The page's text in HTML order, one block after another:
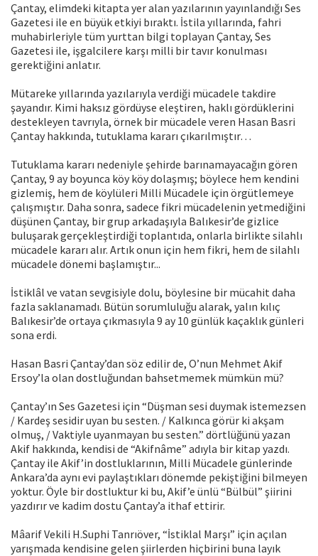
Çantay, elimdeki kitapta yer alan yazılarının yayınlandığı Ses
Gazetesi ile en büyük etkiyi bıraktı. İstila yıllarında, fahri
muhabirleriyle tüm yurttan bilgi toplayan Çantay, Ses
Gazetesi ile, işgalcilere karşı milli bir tavır konulması
gerektiğini anlatır.
Mütareke yıllarında yazılarıyla verdiği mücadele takdire
şayandır. Kimi haksız gördüyse eleştiren, haklı gördüklerini
destekleyen tavrıyla, örnek bir mücadele veren Hasan Basri
Çantay hakkında, tutuklama kararı çıkarılmıştır…
Tutuklama kararı nedeniyle şehirde barınamayacağın gören
Çantay, 9 ay boyunca köy köy dolaşmış; böylece hem kendini
gizlemiş, hem de köylüleri Milli Mücadele için örgütlemeye
çalışmıştır. Daha sonra, sadece fikri mücadelenin yetmediğini
düşünen Çantay, bir grup arkadaşıyla Balıkesir’de gizlice
buluşarak gerçekleştirdiği toplantıda, onlarla birlikte silahlı
mücadele kararı alır. Artık onun için hem fikri, hem de silahlı
mücadele dönemi başlamıştır...
İstiklâl ve vatan sevgisiyle dolu, böylesine bir mücahit daha
fazla saklanamadı. Bütün sorumluluğu alarak, yalın kılıç
Balıkesir’de ortaya çıkmasıyla 9 ay 10 günlük kaçaklık günleri
sona erdi.
Hasan Basri Çantay’dan söz edilir de, O’nun Mehmet Akif
Ersoy’la olan dostluğundan bahsetmemek mümkün mü?
Çantay’ın Ses Gazetesi için “Düşman sesi duymak istemezsen
/ Kardeş sesidir uyan bu sesten. / Kalkınca görür ki akşam
olmuş, / Vaktiyle uyanmayan bu sesten.” dörtlüğünü yazan
Akif hakkında, kendisi de “Akifnâme” adıyla bir kitap yazdı.
Çantay ile Akif’in dostluklarının, Milli Mücadele günlerinde
Ankara’da aynı evi paylaştıkları dönemde pekiştiğini bilmeyen
yoktur. Öyle bir dostluktur ki bu, Akif’e ünlü “Bülbül” şiirini
yazdırır ve kadim dostu Çantay’a ithaf ettirir.
Mâarif Vekili H.Suphi Tanrıöver, “İstiklal Marşı” için açılan
yarışmada kendisine gelen şiirlerden hiçbirini buna layık